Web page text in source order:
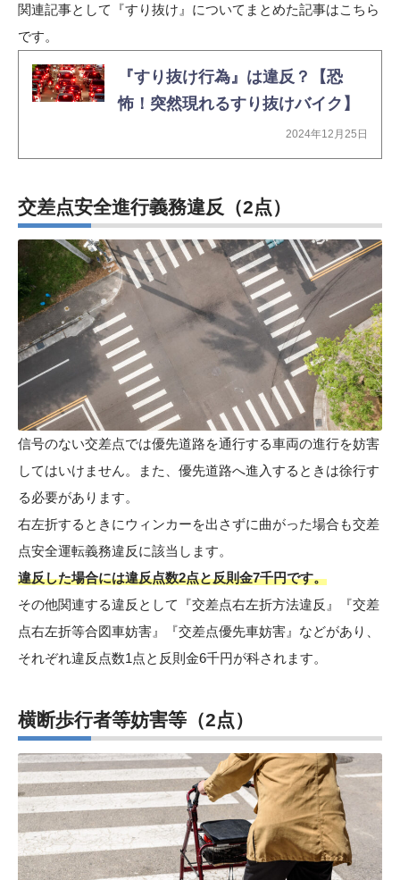
関連記事として『すり抜け』についてまとめた記事はこちら
です。
『すり抜け行為』は違反？【恐
怖！突然現れるすり抜けバイク】
2024年12月25日
交差点安全進行義務違反 （2点）
信号のない交差点では優先道路を通行する車両の進行を妨害
してはいけません。また、優先道路へ進入するときは徐行す
る必要があります。
右左折するときにウィンカーを出さずに曲がった場合も交差
点安全運転義務違反に該当します。
違反した場合には違反点数2点と反則金7千円です。
その他関連する違反として『交差点右左折方法違反』『交差
点右左折等合図車妨害』『交差点優先車妨害』などがあり、
それぞれ違反点数1点と反則金6千円が科されます。
横断歩行者等妨害等 （2点）